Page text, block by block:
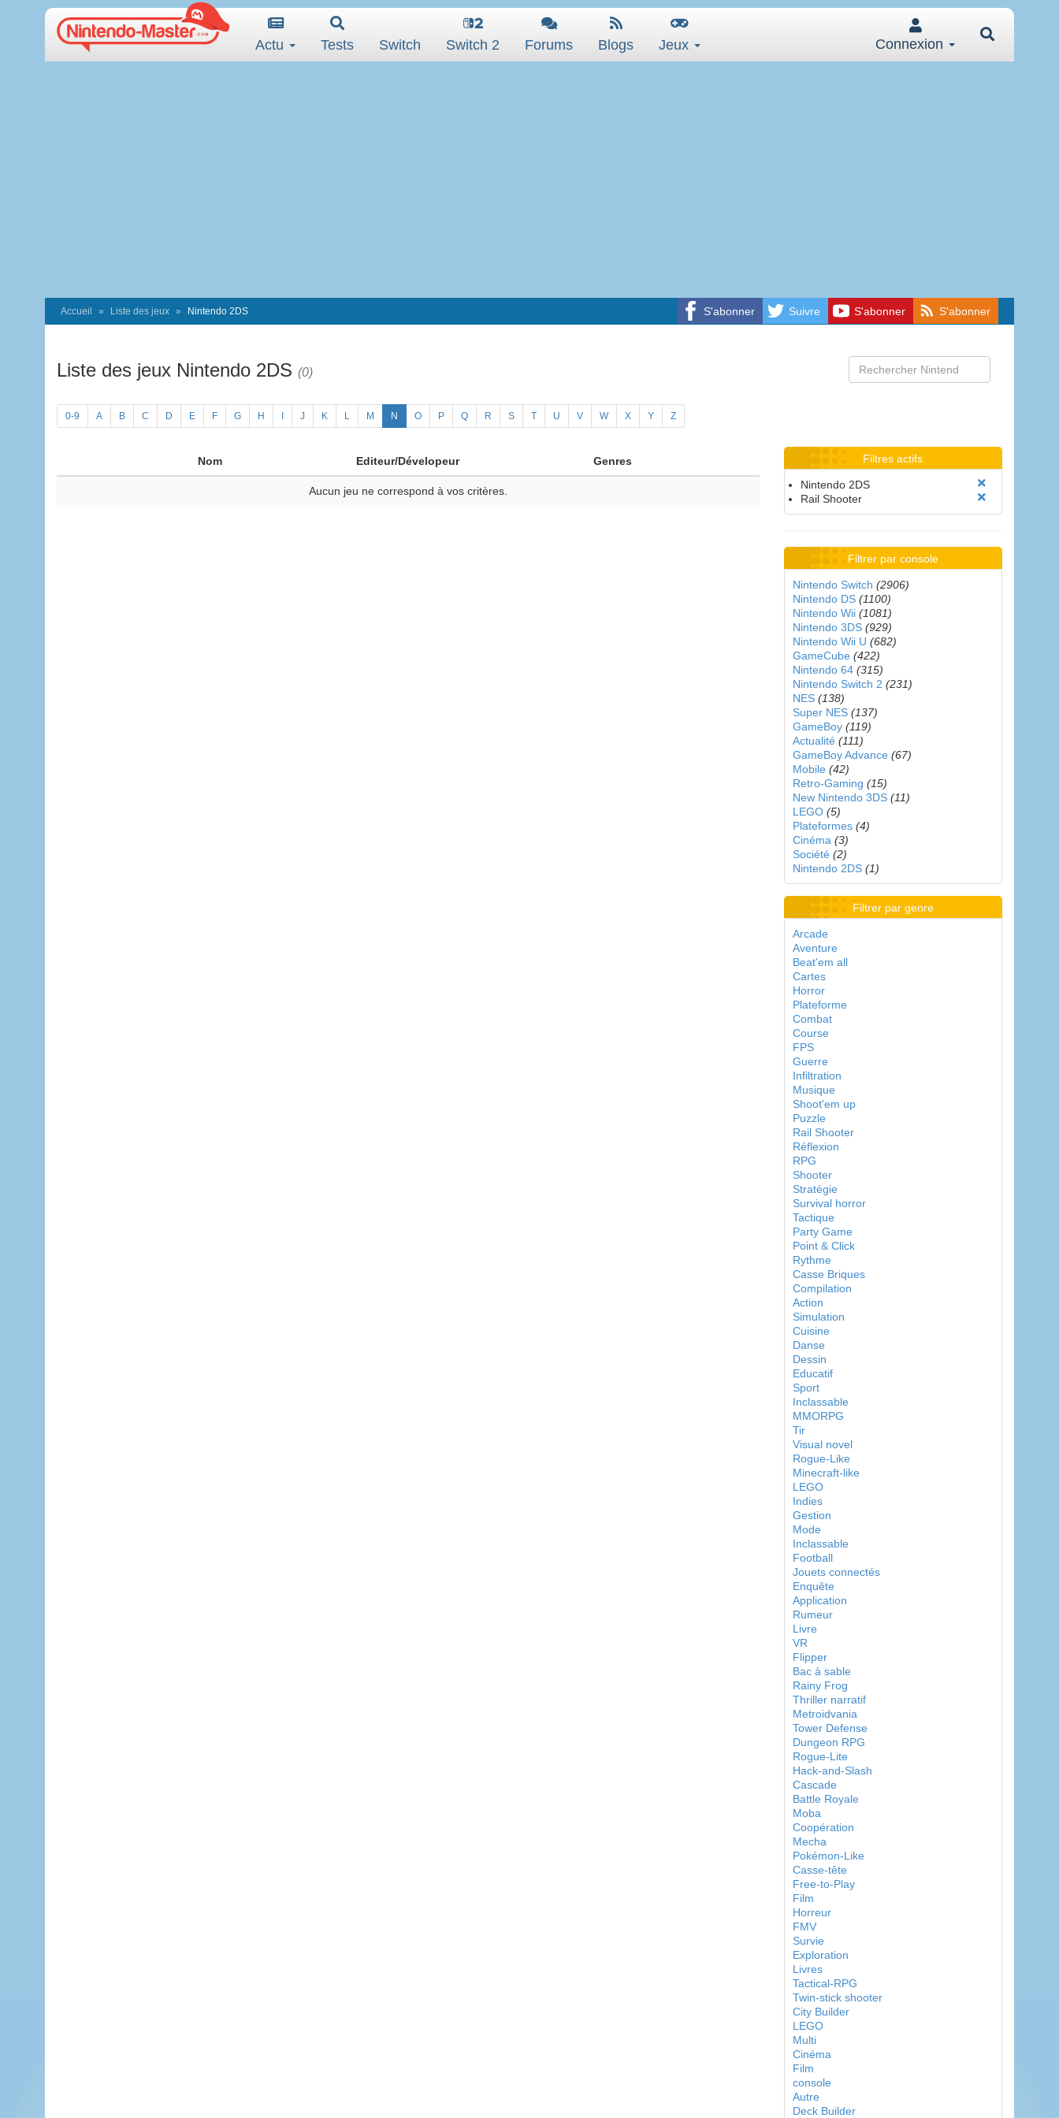
Actu Tests Switch Switch 2 Forums Blogs Jeux Connexion
S'abonner Suivre S'abonner S'abonner
Accueil Liste des jeux Nintendo 2DS
Liste des jeux Nintendo 2DS (0)
0-9 A B C D E F G H J K L M N O P Q R S T U V W X Y Z
Nom Editeur/Dévelopeur Genres
Aucun jeu ne correspond à vos critères.
Filtres actifs
Nintendo 2DS
Rail Shooter
Filtrer par console
Nintendo Switch (2906)
Nintendo DS (1100)
Nintendo Wii (1081)
Nintendo 3DS (929)
Nintendo Wii U (682)
GameCube (422)
Nintendo 64 (315)
Nintendo Switch 2 (231)
NES (138)
Super NES (137)
GameBoy (119)
Actualité (111)
GameBoy Advance (67)
Mobile (42)
Retro-Gaming (15)
New Nintendo 3DS (11)
LEGO (5)
Plateformes (4)
Cinéma (3)
Société (2)
Nintendo 2DS (1)
Filtrer par genre
Arcade
Aventure
Beat'em all
Cartes
Horror
Plateforme
Combat
Course
FPS
Guerre
Infiltration
Musique
Shoot'em up
Puzzle
Rail Shooter
Réflexion
RPG
Shooter
Stratégie
Survival horror
Tactique
Party Game
Point & Click
Rythme
Casse Briques
Compilation
Action
Simulation
Cuisine
Danse
Dessin
Educatif
Sport
Inclassable
MMORPG
Tir
Visual novel
Rogue-Like
Minecraft-like
LEGO
Indies
Gestion
Mode
Inclassable
Football
Jouets connectés
Enquête
Application
Rumeur
Livre
VR
Flipper
Bac à sable
Rainy Frog
Thriller narratif
Metroidvania
Tower Defense
Dungeon RPG
Rogue-Lite
Hack-and-Slash
Cascade
Battle Royale
Moba
Coopération
Mecha
Pokémon-Like
Casse-tête
Free-to-Play
Film
Horreur
FMV
Survie
Exploration
Livres
Tactical-RPG
Twin-stick shooter
City Builder
LEGO
Multi
Cinéma
Film
console
Autre
Deck Builder